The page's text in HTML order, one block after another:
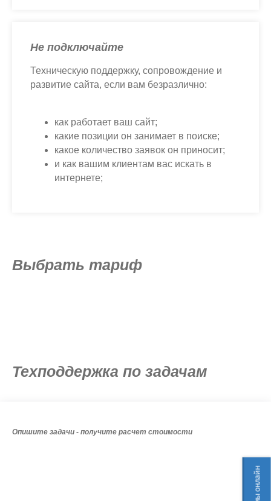
Не подключайте
Техническую поддержку, сопровождение и
развитие сайта, если вам безразлично:
как работает ваш сайт;
какие позиции он занимает в поиске;
какое количество заявок он приносит;
и как вашим клиентам вас искать в
интернете;
Выбрать тариф
Техподдержка по задачам
Опишите задачи - получите расчет стоимости
мы онлайн